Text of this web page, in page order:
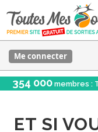
Me connecter
354 000 membres :
ET SI